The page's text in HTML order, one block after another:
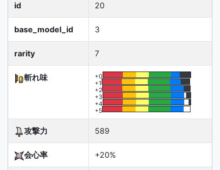
id 20
base_model_id 3
rarity 7
斬れ味
+0
+1
+2
+3
+4
+5
攻撃力 589
会心率 +20%